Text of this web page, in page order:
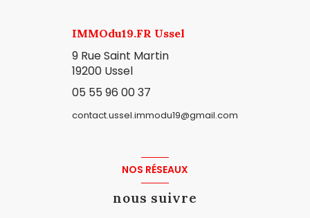
IMMOdu19.FR Ussel
9 Rue Saint Martin
19200 Ussel
05 55 96 00 37
contact.ussel.immodu19@gmail.com
NOS RÉSEAUX
nous suivre